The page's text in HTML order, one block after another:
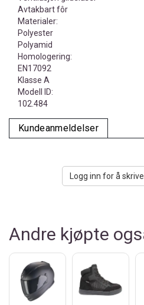
Avtakbart fôr
Materialer:
Polyester
Polyamid
Homologering:
EN17092
Klasse A
Modell ID:
102.484
Kundeanmeldelser
Logg inn for å
Andre kjøpte